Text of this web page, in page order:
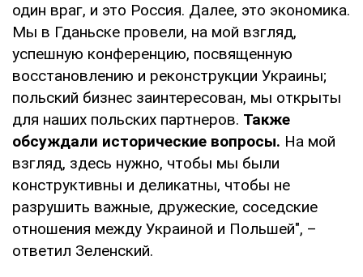
один враг, и это Россия. Далее, это экономика.
Мы в Гданьске провели, на мой взгляд,
успешную конференцию, посвященную
восстановлению и реконструкции Украины;
польский бизнес заинтересован, мы открыты
для наших польских партнеров. Также
обсуждали исторические вопросы. На мой
взгляд, здесь нужно, чтобы мы были
конструктивны и деликатны, чтобы не
разрушить важные, дружеские, соседские
отношения между Украиной и Польшей", –
ответил Зеленский.